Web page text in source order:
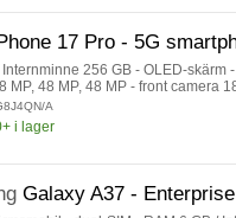
17 Pro - 5G
256 GB - OLED-skärm
MP, 48 MP, 48 MP - front camera
A
i lager
Galaxy A37 -